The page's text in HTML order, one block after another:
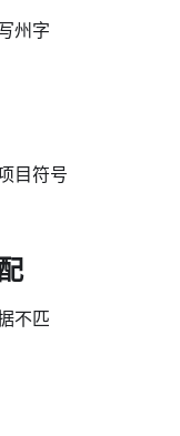
州字
目符号
不匹